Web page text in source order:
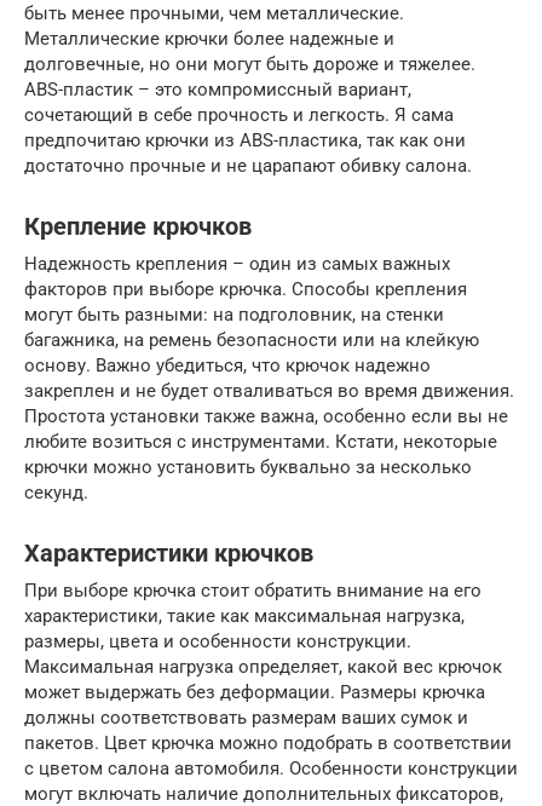
быть менее прочными, чем металлические.
Металлические крючки более надежные и
долговечные, но они могут быть дороже и тяжелее.
ABS-пластик – это компромиссный вариант,
сочетающий в себе прочность и легкость. Я сама
предпочитаю крючки из ABS-пластика, так как они
достаточно прочные и не царапают обивку салона.
Крепление крючков
Надежность крепления – один из самых важных
факторов при выборе крючка. Способы крепления
могут быть разными: на подголовник, на стенки
багажника, на ремень безопасности или на клейкую
основу. Важно убедиться, что крючок надежно
закреплен и не будет отваливаться во время движения.
Простота установки также важна, особенно если вы не
любите возиться с инструментами. Кстати, некоторые
крючки можно установить буквально за несколько
секунд.
Характеристики крючков
При выборе крючка стоит обратить внимание на его
характеристики, такие как максимальная нагрузка,
размеры, цвета и особенности конструкции.
Максимальная нагрузка определяет, какой вес крючок
может выдержать без деформации. Размеры крючка
должны соответствовать размерам ваших сумок и
пакетов. Цвет крючка можно подобрать в соответствии
с цветом салона автомобиля. Особенности конструкции
могут включать наличие дополнительных фиксаторов,